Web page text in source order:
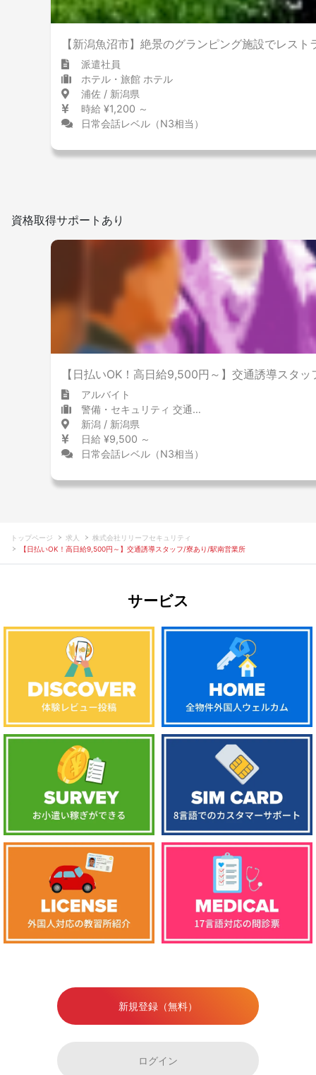
【新潟魚沼市】絶景のグランピング施設でレス
派遣社員
ホテル・旅館 ホテル
浦佐 / 新潟県
時給 ¥1,200 ～
日常会話レベル（N3相当）
資格取得サポートあり
【日払いOK！高日給9,500円～】交通誘導スタ
アルバイト
警備・セキュリティ 交通誘導員・警備員
新潟 / 新潟県
日給 ¥9,500 ～
日常会話レベル（N3相当）
トップページ 求人
株式会社リリーフセキュリティ
【日払いOK！高日給9,500円～】交通誘導スタッフ/寮あり/駅南営業所
サービス
新規登録（無料）
ログイン